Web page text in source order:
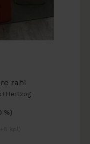
rahi
%)